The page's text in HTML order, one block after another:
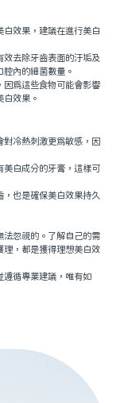
效果，建議在進行美白
去除牙齒表面的汙垢及
內的細菌數量。
為這些食物可能會影響
效果。
冷熱刺激更為敏感，因
白成分的牙膏，這樣可
也是確保美白效果持久
忽視的。了解自己的需
理，都是獲得理想美白效
循專業建議，唯有如